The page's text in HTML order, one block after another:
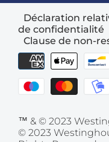
Déclaration
de confidentialité
Clause de non-
™ & © 2023
© 2023